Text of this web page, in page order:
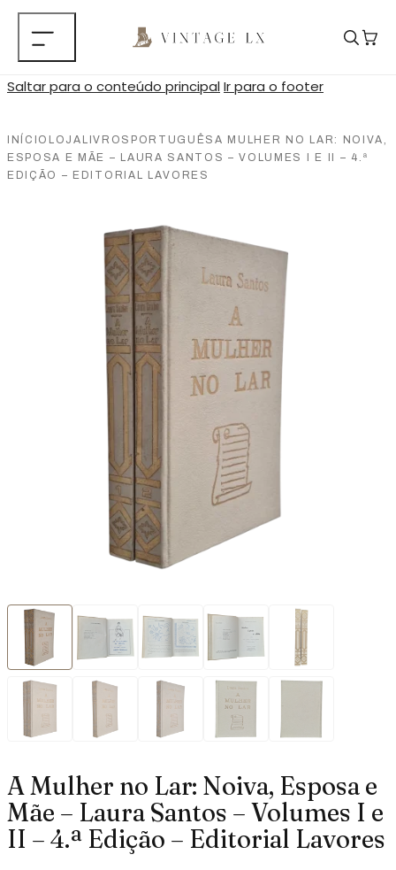
Saltar para o conteúdo principalIr para o footer
INÍCIO LOJA LIVROS PORTUGUÊSA MULHER NO LAR: NOIVA,
ESPOSA E MÃE – LAURA SANTOS – VOLUMES I E II – 4.ª
EDIÇÃO – EDITORIAL LAVORES
A Mulher no Lar: Noiva, Esposa e
Mãe – Laura Santos – Volumes I e
II – 4.ª Edição – Editorial Lavores